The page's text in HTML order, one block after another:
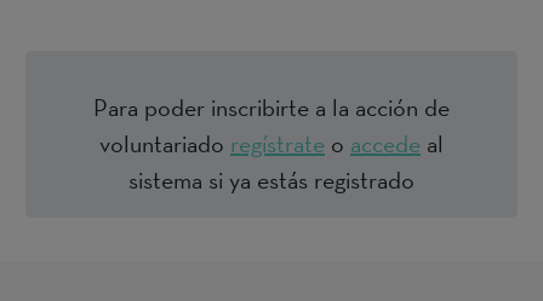
Para poder inscribirte a la acción de
voluntariado regístrate o accede al
sistema si ya estás registrado